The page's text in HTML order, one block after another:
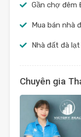
Gần chợ đêm
Mua bán nhà
Nhà đất đà
Chuyên gia